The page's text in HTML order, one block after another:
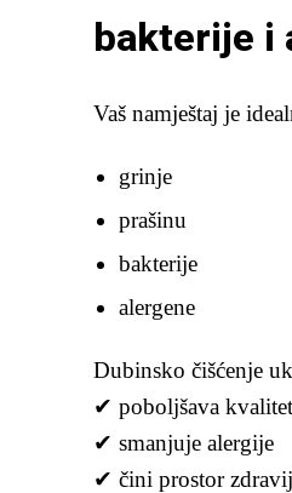
bakterije i
Vaš namještaj je
grinje
prašinu
bakterije
alergene
Dubinsko čišćenje
✔ poboljšava
✔ smanjuje alergije
✔ čini prostor